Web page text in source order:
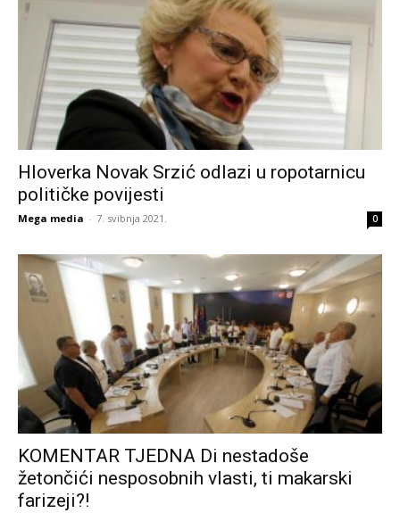
Hloverka Novak Srzić odlazi u ropotarnicu
političke povijesti
Mega media - 7. svibnja 2021. 0
KOMENTAR TJEDNA Di nestadoše
žetončići nesposobnih vlasti, ti makarski
farizeji?!